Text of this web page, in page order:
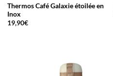
Thermos Café Galaxie étoilée en
Inox
19,90€